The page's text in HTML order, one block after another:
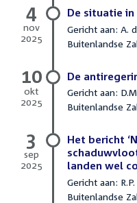
De situatie in
Gericht aan: A.
Buitenlandse
4
nov
2025
2025
De
Gericht aan:
Buitenlandse
10
okt
2025
2025
Het bericht
landen wel
Gericht aan:
Buitenlandse
3
sep
2025
september